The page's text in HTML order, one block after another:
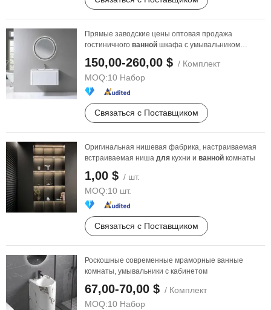
Прямые заводские цены оптовая продажа
гостиничного ванной шкафа с умывальником
150,00-260,00 $ / Комплект
MOQ:10 Набор
Связаться с Поставщиком
Оригинальная нишевая фабрика, настраиваемая
встраиваемая ниша для кухни и ванной комнаты
1,00 $ / шт.
MOQ:10 шт.
Связаться с Поставщиком
Роскошные современные мраморные ванные
комнаты, умывальники с кабинетом
67,00-70,00 $ / Комплект
MOQ:10 Набор